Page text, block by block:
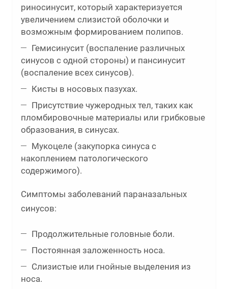
риносинусит, который характеризуется
увеличением слизистой оболочки и
возможным формированием полипов.
Гемисинусит (воспаление различных
синусов с одной стороны) и пансинусит
(воспаление всех синусов).
Кисты в носовых пазухах.
Присутствие чужеродных тел, таких как
пломбировочные материалы или грибковые
образования, в синусах.
Мукоцеле (закупорка синуса с
накоплением патологического
содержимого).
Симптомы заболеваний параназальных
синусов:
Продолжительные головные боли.
Постоянная заложенность носа.
Слизистые или гнойные выделения из
носа.